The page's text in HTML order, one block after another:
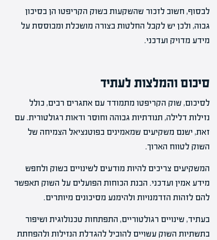
לבסוף, חשוב לזכור שהשקעות בשוק הקריפטו הן בסיכון
גבוה, ולכן יש לקבל החלטות בצורה מושכלת ומבוססת על
מידע מדויק ועדכני.
סיכום והמלצות לעתיד
לסיכום, שוק הקריפטו מתמודד עם אתגרים רבים, כולל
נזילות דלילה, תנודתיות גבוהה וחוסר ודאות רגולטורית. עם
זאת, ישנם משקיעים שמאמינים בפוטנציאל הצמיחה של
השוק לטווח הארוך.
המשקיעים צריכים להיות מודעים לשינויים בשוק ולחפש
מידע אמין ועדכני. הבנת הכוחות הפועלים על השוק תאפשר
להם לזהות הזדמנויות ולהימנע מסיכונים מיותרים.
בעתיד, שינויים רגולטוריים, התפתחות טכנולוגית ושיפור
בתשתיות השוק עשויים להוביל להגדלת הנזילות ולהפחתת